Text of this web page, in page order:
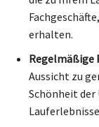
erhalten.
Regelmäßige
Aussicht zu
Schönheit